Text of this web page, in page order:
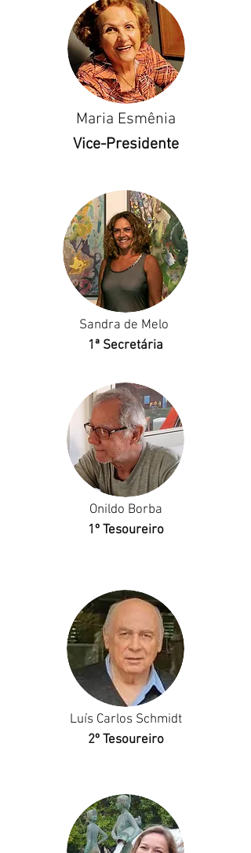
Maria Esmênia
Vice-Presidente
Sandra de Melo
1ª Secretária
Onildo Borba
1º Tesoureiro
Luís Carlos Schmidt
2º Tesoureiro